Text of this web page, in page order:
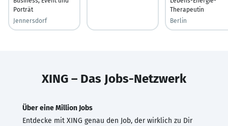
Porträt
Jennersdorf
Therapeutin
Berlin
XING – Das Jobs-Netzwerk
Über eine Million Jobs
Entdecke mit XING genau den Job, der wirklich zu Dir